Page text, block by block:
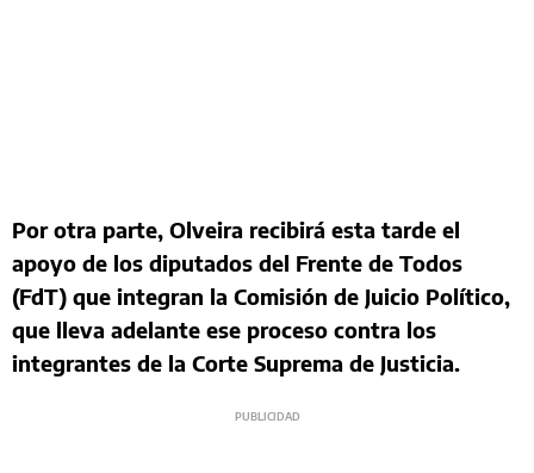
Por otra parte, Olveira recibirá esta tarde el
apoyo de los diputados del Frente de Todos
(FdT) que integran la Comisión de Juicio Político,
que lleva adelante ese proceso contra los
integrantes de la Corte Suprema de Justicia.